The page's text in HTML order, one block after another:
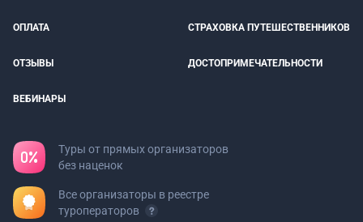
ОПЛАТА СТРАХОВКА ПУТЕШЕСТВЕННИКОВ
ОТЗЫВЫ ДОСТОПРИМЕЧАТЕЛЬНОСТИ
ВЕБИНАРЫ
Туры от прямых организаторов
без наценок
Все организаторы в реестре
туроператоров